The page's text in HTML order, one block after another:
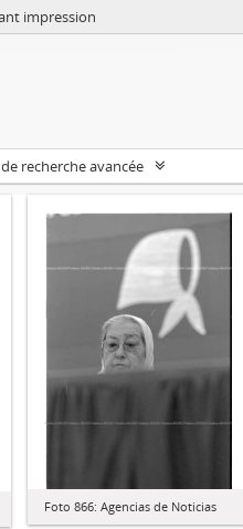
impression
recherche avancée
Foto 866: Agencias de Noticias